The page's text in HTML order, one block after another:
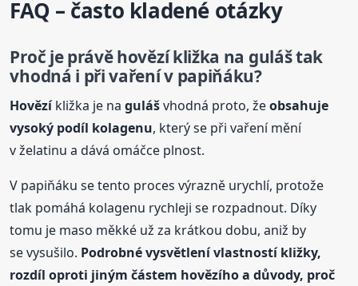
FAQ – často kladené otázky
Proč je právěhovězíkližka na guláštak
vhodná i při vaření v papiňáku?
Hovězíkližka je nagulášvhodná proto, žeobsahuje
vysoký podíl kolagenu, který se při vaření mění
v želatinu a dává omáčce plnost.
V papiňáku se tento proces výrazně urychlí, protože
tlak pomáhá kolagenu rychleji se rozpadnout. Díky
tomu je maso měkké už za krátkou dobu, aniž by
se vysušilo. Podrobné vysvětlení vlastností kližky,
rozdíl oproti jiným částem hovězího a důvody, proč